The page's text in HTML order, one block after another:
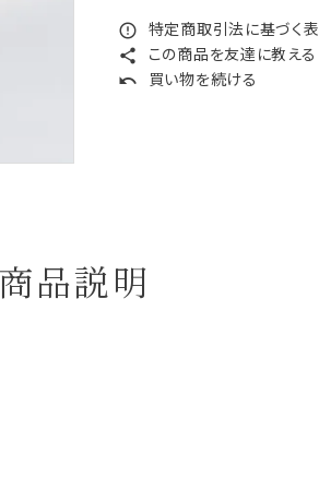
error_outline 特定商取引法に基づく
share この商品を友達に教える
undo 買い物を続ける
商品説明